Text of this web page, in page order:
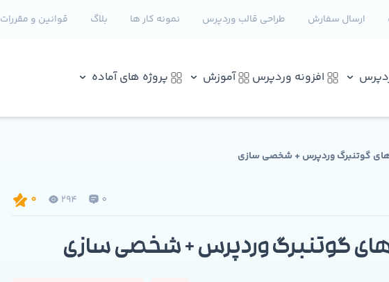
ارسال سفارش طراحی قالب وردپرس نمونه کار ها بلاگ قوانین و مقررات
افزونه وردپرس آموزش پروژه های آماده
های گوتنبرگ وردپرس + شخصی سازی
0
294
0
گوتنبرگ وردپرس + شخصی سازی